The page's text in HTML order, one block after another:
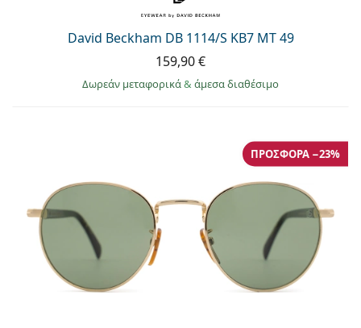
David Beckham DB 1114/S KB7 MT 49
159,90 €
Δωρεάν μεταφορικά& άμεσα διαθέσιμο
ΠΡΟΣΦΟΡΆ −23%